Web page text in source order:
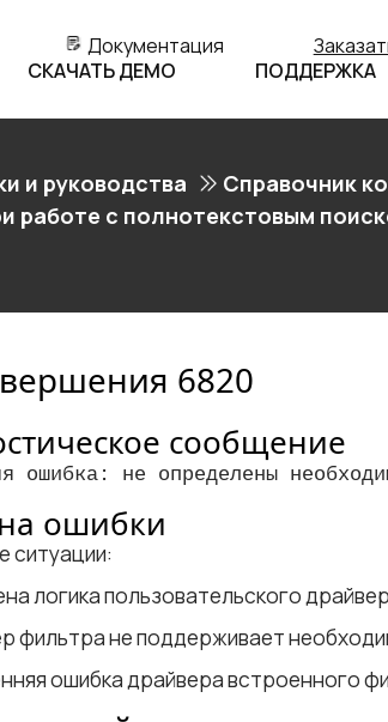
Документация
СКАЧАТЬ ДЕМО ПОДДЕРЖКА
и руководства
Справочник
работе с полнотекстовым
6820
сообщение
ошибка: не определены
ошибки
ситуации:
логика пользовательского
фильтра не поддерживает
ошибка драйвера встроенного